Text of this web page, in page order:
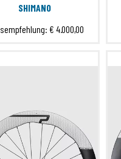
SHIMANO
€ 4.000,00